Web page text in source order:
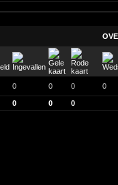
0 0 0 0
0 0 0